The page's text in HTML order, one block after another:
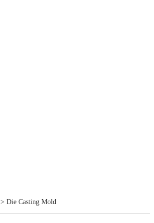
> Die Casting Mold